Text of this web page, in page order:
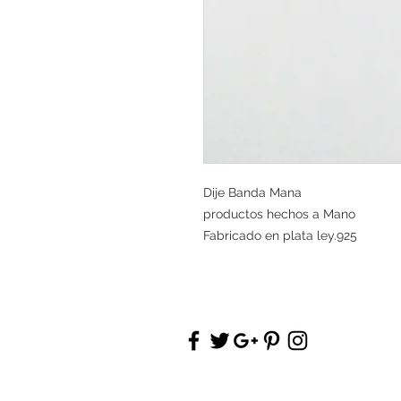
Dije Banda Mana
productos hechos a Mano
Fabricado en plata ley.925